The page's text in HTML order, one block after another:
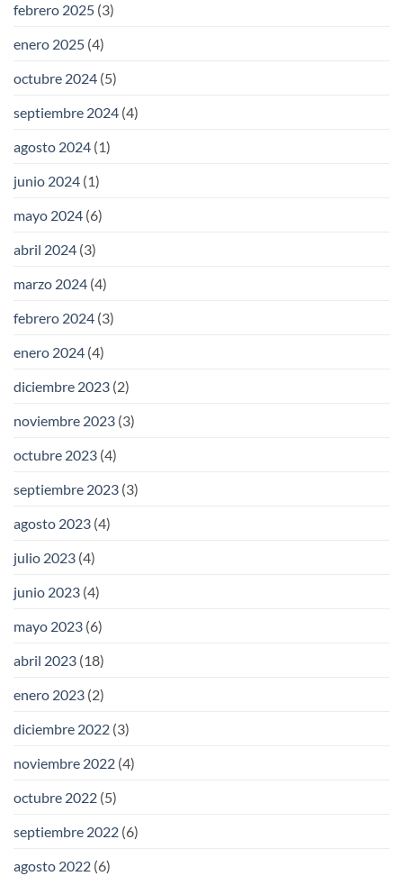
febrero 2025 (3)
enero 2025 (4)
octubre 2024 (5)
septiembre 2024 (4)
agosto 2024 (1)
junio 2024 (1)
mayo 2024 (6)
abril 2024 (3)
marzo 2024 (4)
febrero 2024 (3)
enero 2024 (4)
diciembre 2023 (2)
noviembre 2023 (3)
octubre 2023 (4)
septiembre 2023 (3)
agosto 2023 (4)
julio 2023 (4)
junio 2023 (4)
mayo 2023 (6)
abril 2023 (18)
enero 2023 (2)
diciembre 2022 (3)
noviembre 2022 (4)
octubre 2022 (5)
septiembre 2022 (6)
agosto 2022 (6)